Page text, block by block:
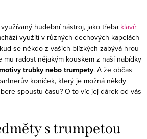
hudební nástroj, jako třeba klavír
využití v různých dechových kapelách
se někdo z vašich blízkých zabývá hrou
mu radost nějakým kouskem z naší nabídky
trubky nebo trumpety. A že občas
koníček, který je možná někdy
spoustu času? O to víc jej dárek od vás
s trumpetou